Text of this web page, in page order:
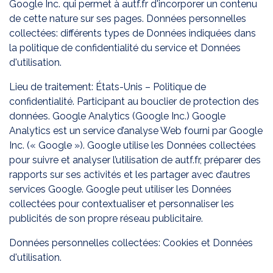
Google Inc. qui permet à autf.fr d'incorporer un contenu
de cette nature sur ses pages. Données personnelles
collectées: différents types de Données indiquées dans
la politique de confidentialité du service et Données
d'utilisation.
Lieu de traitement: États-Unis – Politique de
confidentialité. Participant au bouclier de protection des
données. Google Analytics (Google Inc.) Google
Analytics est un service d’analyse Web fourni par Google
Inc. (« Google »). Google utilise les Données collectées
pour suivre et analyser l’utilisation de autf.fr, préparer des
rapports sur ses activités et les partager avec d’autres
services Google. Google peut utiliser les Données
collectées pour contextualiser et personnaliser les
publicités de son propre réseau publicitaire.
Données personnelles collectées: Cookies et Données
d'utilisation.